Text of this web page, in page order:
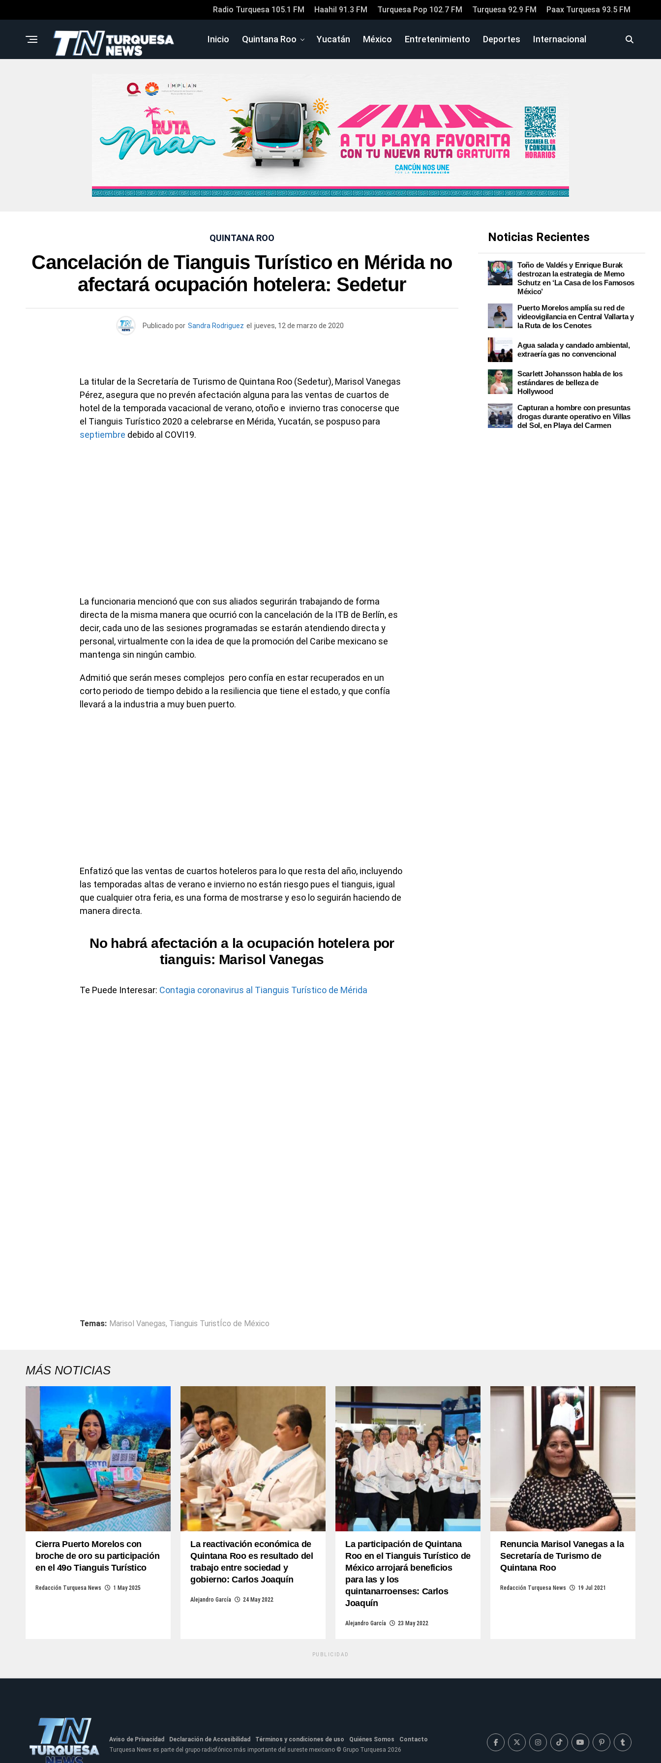
Radio Turquesa 105.1 FM Haahil 91.3 FM Turquesa Pop 102.7 FM Turquesa 92.9 FM Paax Turquesa 93.5 FM
Inicio Quintana Roo Yucatán México Entretenimiento Deportes Internacional
QUINTANA ROO
Cancelación de Tianguis Turístico en Mérida no
afectará ocupación hotelera: Sedetur
Publicado por Sandra Rodriguez el jueves, 12 de marzo de 2020
La titular de la Secretaría de Turismo de Quintana Roo (Sedetur), Marisol Vanegas
Pérez, asegura que no prevén afectación alguna para las ventas de cuartos de
hotel de la temporada vacacional de verano, otoño e invierno tras conocerse que
el Tianguis Turístico 2020 a celebrarse en Mérida, Yucatán, se pospuso para
septiembre debido al COVI19.
La funcionaria mencionó que con sus aliados segurirán trabajando de forma
directa de la misma manera que ocurrió con la cancelación de la ITB de Berlín, es
decir, cada uno de las sesiones programadas se estarán atendiendo directa y
personal, virtualmente con la idea de que la promoción del Caribe mexicano se
mantenga sin ningún cambio.
Admitió que serán meses complejos pero confía en estar recuperados en un
corto periodo de tiempo debido a la resiliencia que tiene el estado, y que confía
llevará a la industria a muy buen puerto.
Enfatizó que las ventas de cuartos hoteleros para lo que resta del año, incluyendo
las temporadas altas de verano e invierno no están riesgo pues el tianguis, igual
que cualquier otra feria, es una forma de mostrarse y eso lo seguirán haciendo de
manera directa.
No habrá afectación a la ocupación hotelera por
tianguis: Marisol Vanegas
Te Puede Interesar: Contagia coronavirus al Tianguis Turístico de Mérida
Temas: Marisol Vanegas, Tianguis TuristÍco de México
Noticias Recientes
Toño de Valdés y Enrique Burak
destrozan la estrategia de Memo
Schutz en ‘La Casa de los Famosos
México’
Puerto Morelos amplía su red de
videovigilancia en Central Vallarta y
la Ruta de los Cenotes
Agua salada y candado ambiental,
extraería gas no convencional
Scarlett Johansson habla de los
estándares de belleza de
Hollywood
Capturan a hombre con presuntas
drogas durante operativo en Villas
del Sol, en Playa del Carmen
MÁS NOTICIAS
Cierra Puerto Morelos con
broche de oro su participación
en el 49o Tianguis Turístico
Redacción Turquesa News 1 May 2025
La reactivación económica de
Quintana Roo es resultado del
trabajo entre sociedad y
gobierno: Carlos Joaquín
Alejandro García 24 May 2022
La participación de Quintana
Roo en el Tianguis Turístico de
México arrojará beneficios
para las y los
quintanarroenses: Carlos
Joaquín
Alejandro García 23 May 2022
Renuncia Marisol Vanegas a la
Secretaría de Turismo de
Quintana Roo
Redacción Turquesa News 19 Jul 2021
PUBLICIDAD
Aviso de Privacidad Declaración de Accesibilidad Términos y condiciones de uso Quiénes Somos
Contacto
Turquesa News es parte del grupo radiofónico más importante del sureste mexicano © Grupo Turquesa 2026